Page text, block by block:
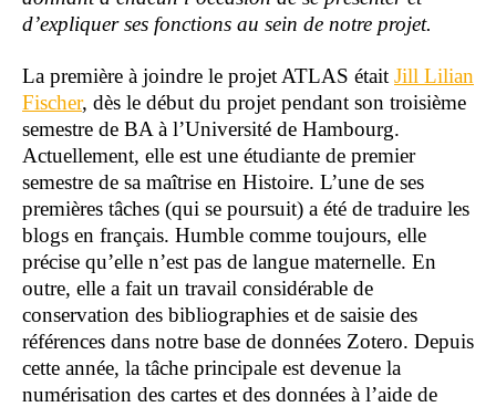
d’expliquer ses fonctions au sein de notre projet.
La première à joindre le projet ATLAS était Jill Lilian
Fischer, dès le début du projet pendant son troisième
semestre de BA à l’Université de Hambourg.
Actuellement, elle est une étudiante de premier
semestre de sa maîtrise en Histoire. L’une de ses
premières tâches (qui se poursuit) a été de traduire les
blogs en français. Humble comme toujours, elle
précise qu’elle n’est pas de langue maternelle. En
outre, elle a fait un travail considérable de
conservation des bibliographies et de saisie des
références dans notre base de données Zotero. Depuis
cette année, la tâche principale est devenue la
numérisation des cartes et des données à l’aide de